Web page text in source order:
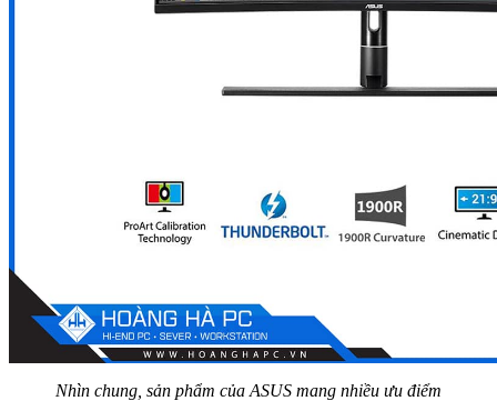
Nhìn chung, sản phẩm của ASUS mang nhiều ưu điểm